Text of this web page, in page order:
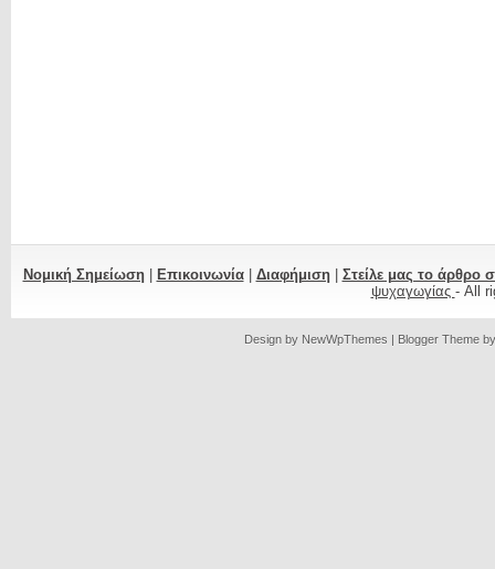
Νομική Σημείωση| Επικοινωνία| Διαφήμιση| Στείλε μας το άρθρο
ψυχαγωγίας - All
Design by NewWpThemes | Blogger Theme